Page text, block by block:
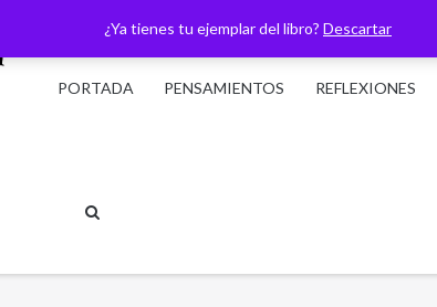
¿Ya tienes tu ejemplar del libro? Descartar
PORTADA PENSAMIENTOS REFLEXIONES